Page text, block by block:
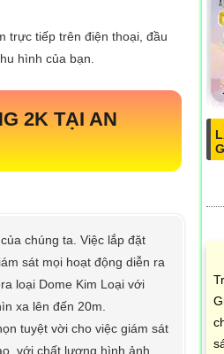
trực tiếp trên điện thoại, đầu
hình của bạn.
2K TẠI AN
chúng ta. Việc lắp đặt
sát mọi hoạt động diễn ra
loại Dome Kim Loại với
xa lên đến 20m.
tuyệt vời cho việc giám sát
với chất lượng hình ảnh